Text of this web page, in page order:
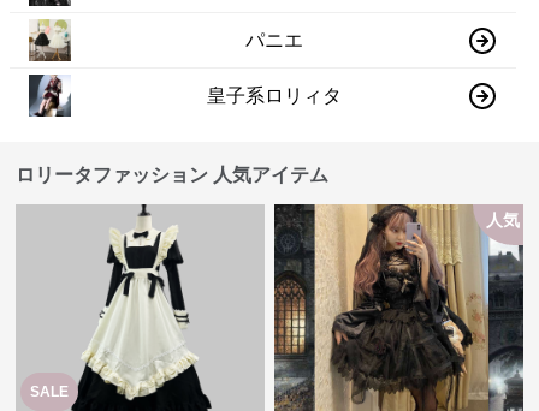
パニエ
皇子系ロリィタ
ロリータファッション 人気アイテム
SALE
人気